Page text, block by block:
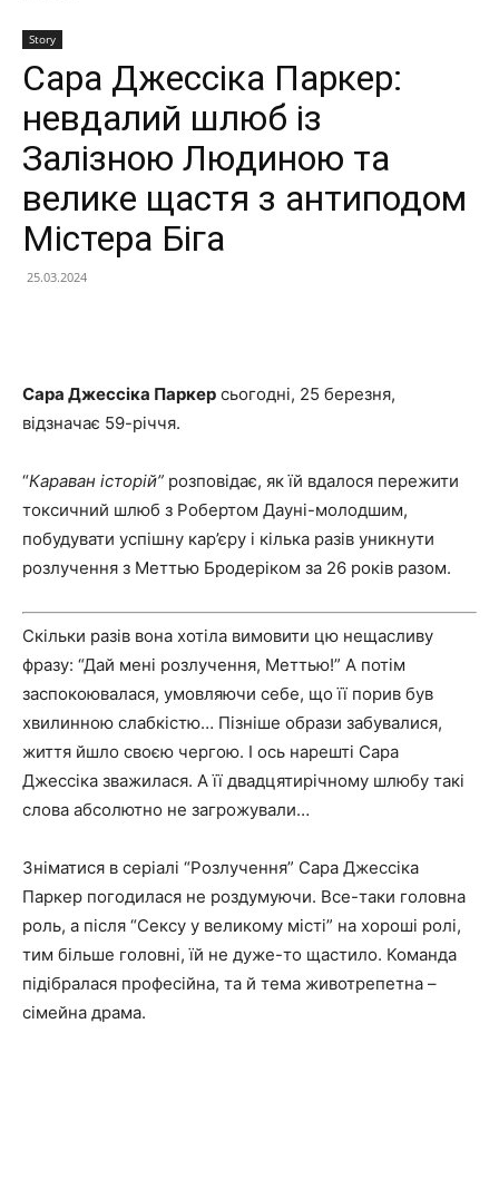
Story
Сара Джессіка Паркер:
невдалий шлюб із
Залізною Людиною та
велике щастя з антиподом
Містера Біга
25.03.2024
Сара Джессіка Паркер сьогодні, 25 березня,
відзначає 59-річчя.
“Караван історій” розповідає, як їй вдалося пережити
токсичний шлюб з Робертом Дауні-молодшим,
побудувати успішну кар’єру і кілька разів уникнути
розлучення з Меттью Бродеріком за 26 років разом.
Скільки разів вона хотіла вимовити цю нещасливу
фразу: “Дай мені розлучення, Меттью!” А потім
заспокоювалася, умовляючи себе, що її порив був
хвилинною слабкістю… Пізніше образи забувалися,
життя йшло своєю чергою. І ось нарешті Сара
Джессіка зважилася. А її двадцятирічному шлюбу такі
слова абсолютно не загрожували…
Зніматися в серіалі “Розлучення” Сара Джессіка
Паркер погодилася не роздумуючи. Все-таки головна
роль, а після “Сексу у великому місті” на хороші ролі,
тим більше головні, їй не дуже-то щастило. Команда
підібралася професійна, та й тема животрепетна –
сімейна драма.